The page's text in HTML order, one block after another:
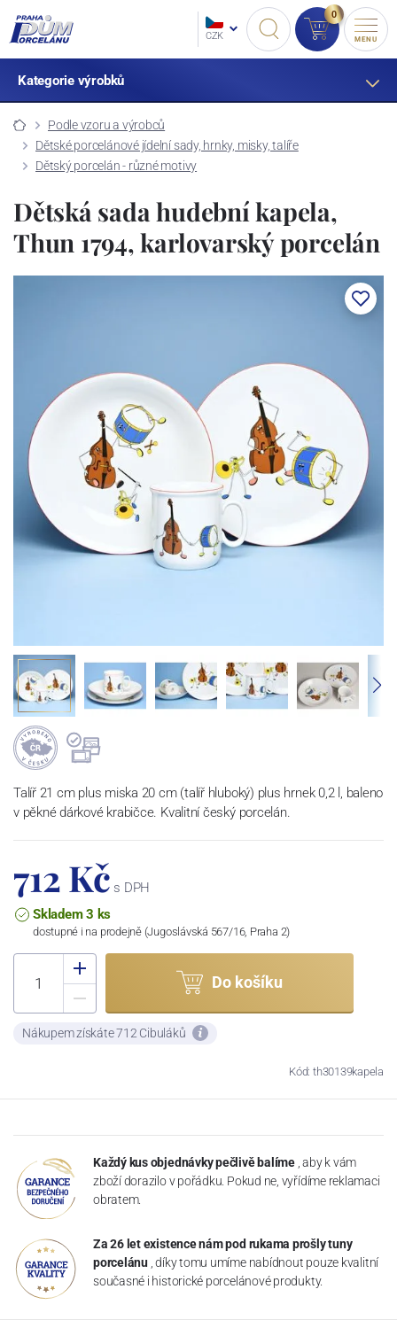
CZK
0
MENU
Kategorie výrobků
Podle vzoru a výrobců
Dětské porcelánové jídelní sady, hrnky, misky, talíře
Dětský porcelán - různé motivy
Dětská sada hudební kapela,
Thun 1794, karlovarský porcelán
Talíř 21 cm plus miska 20 cm (talíř hluboký) plus hrnek 0,2 l, baleno
v pěkné dárkové krabičce. Kvalitní český porcelán.
712 Kč s DPH
Skladem 3 ks
dostupné i na prodejně (Jugoslávská 567/16, Praha 2)
Do košíku
Nákupem získáte 712 Cibuláků
Kód: th30139kapela
Každý kus objednávky pečlivě balíme , aby k vám
zboží dorazilo v pořádku. Pokud ne, vyřídíme reklamaci
obratem.
Za 26 let existence nám pod rukama prošly tuny
porcelánu , díky tomu umíme nabídnout pouze kvalitní
současné i historické porcelánové produkty.